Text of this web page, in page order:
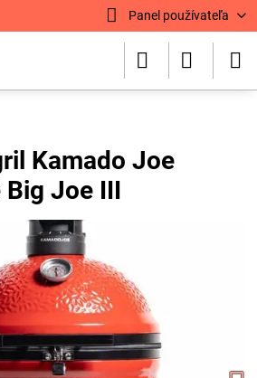
Panel používateľa
Kamado Joe
Big Joe III